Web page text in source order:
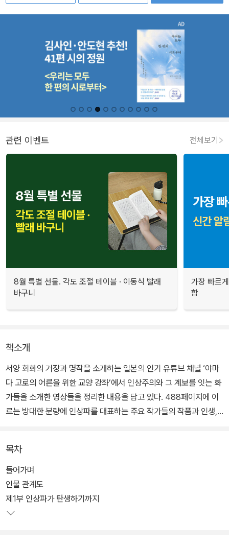
관련 이벤트 전체보기
8월 특별 선물. 각도 조절 테이블 · 이동식 빨래
바구니
가장 빠르
합
책소개
서양 회화의 거장과 명작을 소개하는 일본의 인기 유튜브 채널 ‘야마
다 고로의 어른을 위한 교양 강좌’에서 인상주의와 그 계보를 잇는 화
가들을 소개한 영상들을 정리한 내용을 담고 있다. 488페이지에 이
르는 방대한 분량에 인상파를 대표하는 주요 작가들의 작품과 인생,
또한 흥미를 불러일으키는 질문과 답변이 이어지는 대화 형식의 구성
을 통해 누구나 쉽게 인상파를 대표하는 작품의 특징과 화가의 인생
을 쉽게 이해할 수 있도록 돕는다. 화가들 사이의 관계를 한눈에 알 수
있는 다양한 도해와 상세한 용어 및 관련 정보에 대한 주석까지 더해
져 재미있게 읽는 동안 자연스레 교양 지식을 함께 얻을 수 있도록 구
목차
들어가며
인물 관계도
제1부 인상파가 탄생하기까지